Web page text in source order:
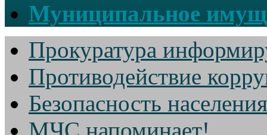
Муниципальное
Прокуратура
Противодействие
Безопасность населения